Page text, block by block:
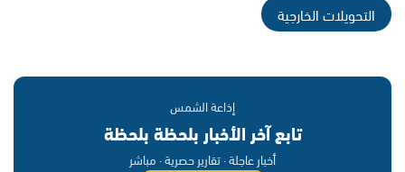
التحويلات الخارجية
إذاعة الشمس
تابع آخر الأخبار بلحظة بلحظة
أخبار عاجلة · تقارير حصرية · مباشر